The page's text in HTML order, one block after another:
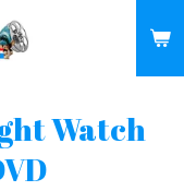
Watch